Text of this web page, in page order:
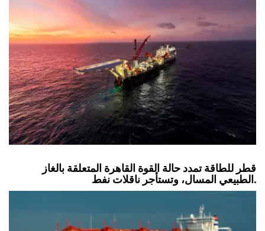
قطر للطاقة تمدد حالة القوة القاهرة المتعلقة بالغاز